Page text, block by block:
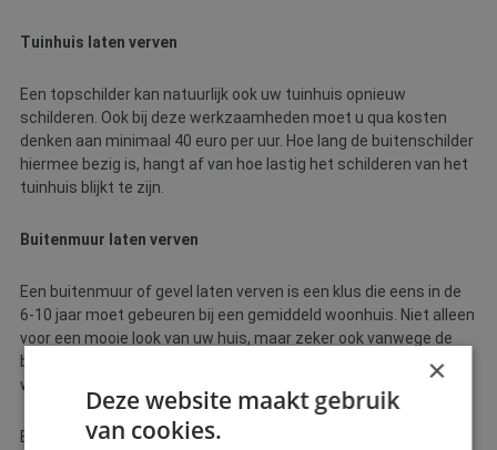
Tuinhuis laten verven
Een topschilder kan natuurlijk ook uw tuinhuis opnieuw
schilderen. Ook bij deze werkzaamheden moet u qua kosten
denken aan minimaal 40 euro per uur. Hoe lang de buitenschilder
hiermee bezig is, hangt af van hoe lastig het schilderen van het
tuinhuis blijkt te zijn.
Buitenmuur laten verven
Een buitenmuur of gevel laten verven is een klus die eens in de
6-10 jaar moet gebeuren bij een gemiddeld woonhuis. Niet alleen
voor een mooie look van uw huis, maar zeker ook vanwege de
beschermende factor. De verf beschermt namelijk tegen
weersomstandigheden als zon, regen en vrieskou.
Een vakschilder zal goed kijken hoe de situatie op dat moment
×
Deze website maakt gebruik
van cookies.